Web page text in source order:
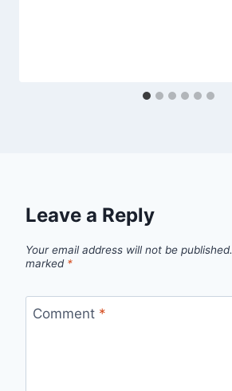
Leave a Reply
Your email address will not be published.
marked *
Comment *